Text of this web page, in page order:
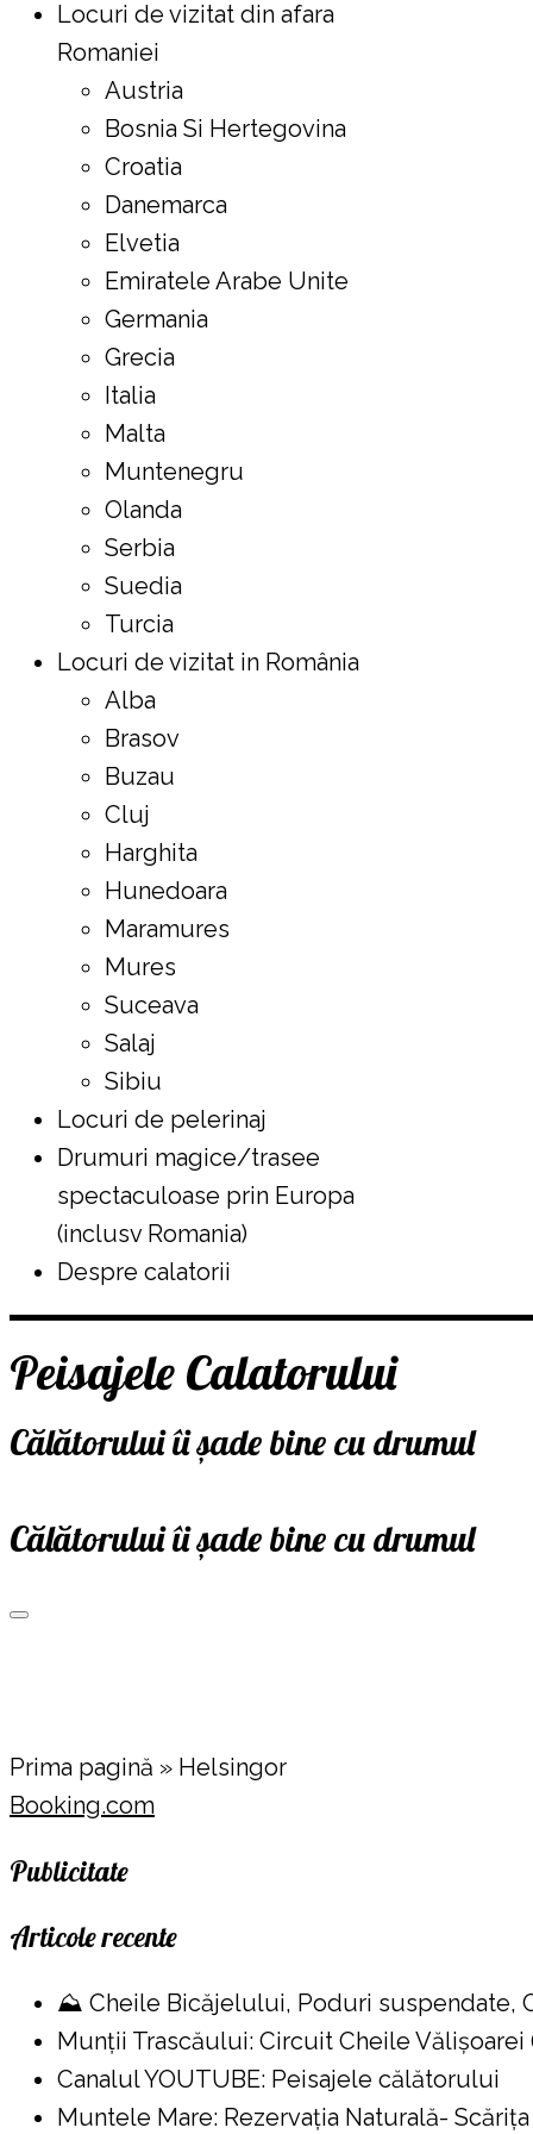
Locuri de vizitat din afara
Romaniei
Austria
Bosnia Si Hertegovina
Croatia
Danemarca
Elvetia
Emiratele Arabe Unite
Germania
Grecia
Italia
Malta
Muntenegru
Olanda
Serbia
Suedia
Turcia
Locuri de vizitat in România
Alba
Brasov
Buzau
Cluj
Harghita
Hunedoara
Maramures
Mures
Suceava
Salaj
Sibiu
Locuri de pelerinaj
Drumuri magice/trasee
spectaculoase prin Europa
(inclusv Romania)
Despre calatorii
Peisajele Calatorului
Călătorului îi șade bine cu drumul
Călătorului îi șade bine cu drumul
Prima pagină » Helsingor
Booking.com
Publicitate
Articole recente
⛰️ Cheile Bicăjelului, Poduri suspendate,
Munții Trascăului: Circuit Cheile
Canalul YOUTUBE: Peisajele călătorului
Muntele Mare: Rezervaţia Naturală-